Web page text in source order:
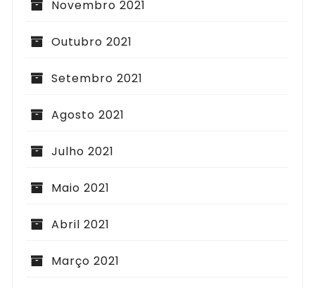
Novembro 2021
Outubro 2021
Setembro 2021
Agosto 2021
Julho 2021
Maio 2021
Abril 2021
Março 2021